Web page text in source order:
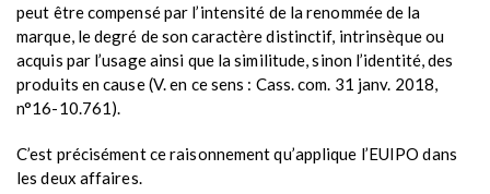
peut être compensé par l’intensité de la renommée de la
marque, le degré de son caractère distinctif, intrinsèque ou
acquis par l’usage ainsi que la similitude, sinon l’identité, des
produits en cause (V. en ce sens : Cass. com. 31 janv. 2018,
n°16-10.761).
C’est précisément ce raisonnement qu’applique l’EUIPO dans
les deux affaires.